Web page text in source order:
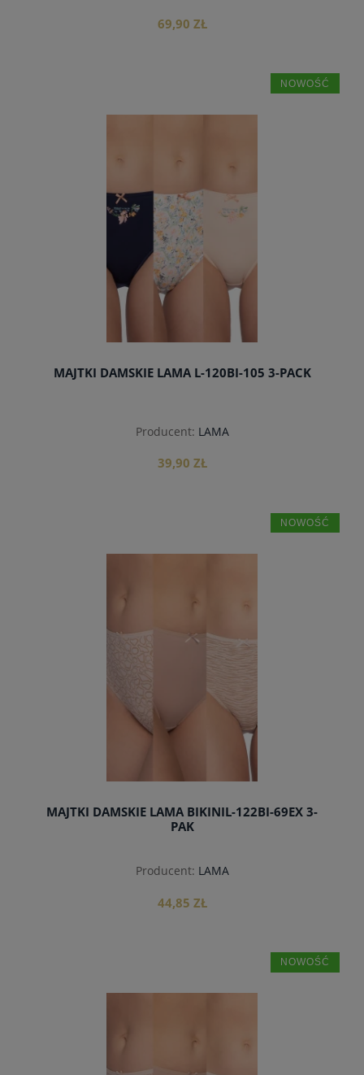
69,90 ZŁ
MAJTKI DAMSKIE LAMA L-120BI-105 3-PACK
Producent: LAMA
39,90 ZŁ
NOWOŚĆ
MAJTKI DAMSKIE LAMA BIKINIL-122BI-69EX 3-
PAK
Producent: LAMA
44,85 ZŁ
NOWOŚĆ
NOWOŚĆ